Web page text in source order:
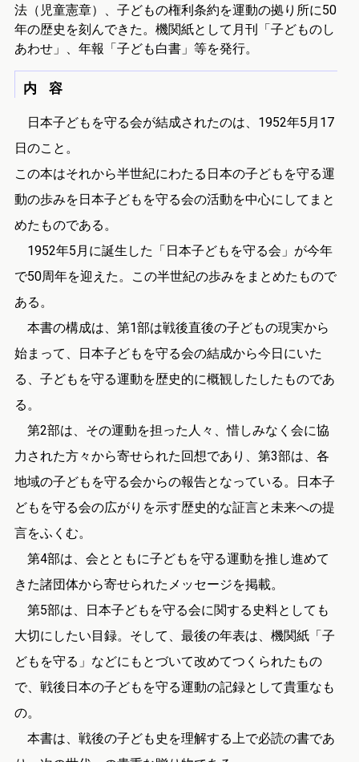
法（児童憲章）、子どもの権利条約を運動の拠り所に50
年の歴史を刻んできた。機関紙として月刊「子どものし
あわせ」、年報「子ども白書」等を発行。
内 容
日本子どもを守る会が結成されたのは、1952年5月17
日のこと。
この本はそれから半世紀にわたる日本の子どもを守る運
動の歩みを日本子どもを守る会の活動を中心にしてまと
めたものである。
1952年5月に誕生した「日本子どもを守る会」が今年
で50周年を迎えた。この半世紀の歩みをまとめたもので
ある。
本書の構成は、第1部は戦後直後の子どもの現実から
始まって、日本子どもを守る会の結成から今日にいた
る、子どもを守る運動を歴史的に概観したしたものであ
る。
第2部は、その運動を担った人々、惜しみなく会に協
力された方々から寄せられた回想であり、第3部は、各
地域の子どもを守る会からの報告となっている。日本子
どもを守る会の広がりを示す歴史的な証言と未来への提
言をふくむ。
第4部は、会とともに子どもを守る運動を推し進めて
きた諸団体から寄せられたメッセージを掲載。
第5部は、日本子どもを守る会に関する史料としても
大切にしたい目録。そして、最後の年表は、機関紙「子
どもを守る」などにもとづいて改めてつくられたもの
で、戦後日本の子どもを守る運動の記録として貴重なも
の。
本書は、戦後の子ども史を理解する上で必読の書であ